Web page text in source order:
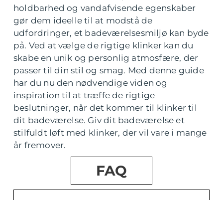
holdbarhed og vandafvisende egenskaber
gør dem ideelle til at modstå de
udfordringer, et badeværelsesmiljø kan byde
på. Ved at vælge de rigtige klinker kan du
skabe en unik og personlig atmosfære, der
passer til din stil og smag. Med denne guide
har du nu den nødvendige viden og
inspiration til at træffe de rigtige
beslutninger, når det kommer til klinker til
dit badeværelse. Giv dit badeværelse et
stilfuldt løft med klinker, der vil vare i mange
år fremover.
FAQ